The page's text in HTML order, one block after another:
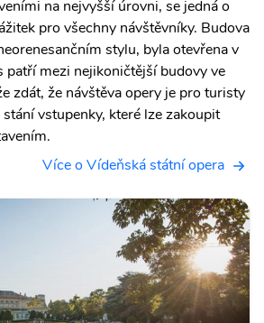
na nejvyšší úrovni, se jedná o
pro všechny návštěvníky. Budova
stylu, byla otevřena v
patří mezi nejikoničtější budovy ve
zdát, že návštěva opery je pro turisty
vstupenky, které lze zakoupit
Více o Vídeňská státní opera